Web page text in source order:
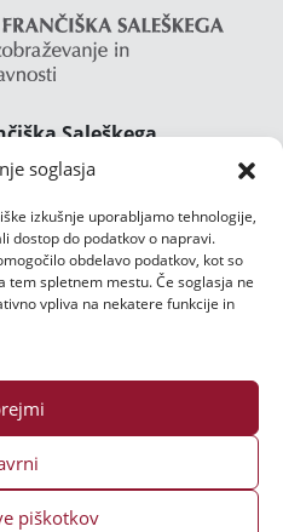
soglasja
izkušnje uporabljamo tehnologije,
dostop do podatkov o napravi.
obdelavo podatkov, kot so
tem spletnem mestu. Če soglasja ne
vpliva na nekatere funkcije in
piškotkov
Saleškega
Janeza Boska ° Majcnov
Škofljica
47 02 111
podatkov